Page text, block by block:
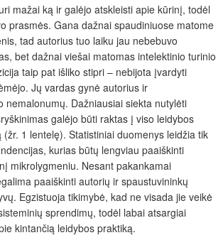
mažai ką ir galėjo atskleisti apie kūrinį, todėl
prasmės. Gana dažnai spaudiniuose matome
tad autorius tuo laiku jau nebebuvo
bet dažnai viešai matomas intelektinio turinio
taip pat išliko stipri – nebijota įvardyti
Jų vardas gynė autorius ir
nemalonumų. Dažniausiai siekta nutylėti
galėjo būti raktas į viso leidybos
1 lentelę). Statistiniai duomenys leidžia tik
kurias būtų lengviau paaiškinti
mikrolygmeniu. Nesant pakankamai
paaiškinti autorių ir spaustuvininkų
Egzistuoja tikimybė, kad ne visada jie veikė
sprendimų, todėl labai atsargiai
kintančią leidybos praktiką.